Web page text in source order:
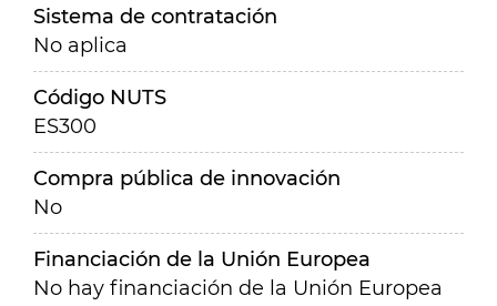
Sistema de contratación
No aplica
Código NUTS
ES300
Compra pública de innovación
No
Financiación de la Unión Europea
No hay financiación de la Unión Europea